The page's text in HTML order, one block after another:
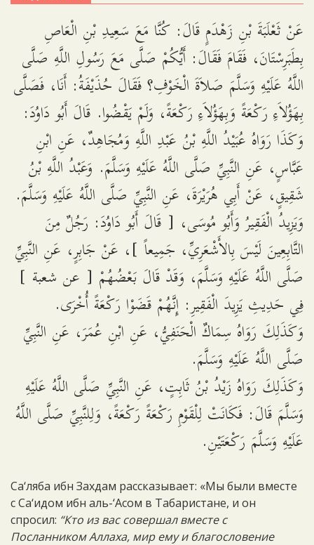
عَنْ ثَعْلَبَةَ بْنِ زَهْدَمٍ قَالَ: كُنَّا مَعَ سَعِيدِ بْنِ الْعَاصِ
بِطَبَرِسْتَانَ، فَقَامَ فَقَالَ: أَيُّكُمْ صَلَّى مَعَ رَسُولِ اللَّهِ صَلَّى
اللَّهُ عَلَيْهِ وَسَلَّمَ صَلاَةَ الْخَوْفِ؟ فَقَالَ حُذَيْفَةُ: أَنَا، فَصَلَّى
بِهَؤُلاَءِ رَكْعَةً وَبِهَؤُلاَءِ رَكْعَةً، وَلَمْ يَقْضُوا. قَالَ أَبُو دَاوُدَ:
وَكَذَا رَوَاهُ عُبَيْدُ اللَّهِ بْنُ عَبْدِ اللَّهِ وَمُجَاهِدٌ، عَنِ ابْنِ
عَبَّاسٍ، عَنِ النَّبِيِّ صَلَّى اللَّهُ عَلَيْهِ وَسَلَّمَ. وَعَبْدُ اللَّهِ بْنُ
شَقِيقٍ، عَنْ أَبِي هُرَيْرَةَ، عَنِ النَّبِيِّ صَلَّى اللَّهُ عَلَيْهِ وَسَلَّمَ.
وَيَزِيدُ الْفَقِيرُ وَأَبُو مُوسَى، [ قَالَ أَبُو دَاوُدَ: رَجُلٌ مِنَ
التَّابِعِينَ لَيْسَ بِالأَشْعَرِيِّ، جَمِيعاً ]، عَنْ جَابِرٍ، عَنِ النَّبِيِّ
صَلَّى اللَّهُ عَلَيْهِ وَسَلَّمَ، وَقَدْ قَالَ بَعْضُهُمْ [ عن شعبة ]
فِي حَدِيثِ يَزِيدَ الْفَقِيرِ: إِنَّهُمْ قَضَوْا رَكْعَةً أُخْرَى.
وَكَذَلِكَ رَوَاهُ سِمَاكٌ الْحَنَفِيُّ، عَنِ ابْنِ عُمَرَ، عَنِ النَّبِيِّ
صَلَّى اللَّهُ عَلَيْهِ وَسَلَّمَ.
وَكَذَلِكَ رَوَاهُ زَيْدُ بْنُ ثَابِتٍ، عَنِ النَّبِيِّ صَلَّى اللَّهُ عَلَيْهِ
وَسَلَّمَ قَالَ: فَكَانَتْ لِلْقَوْمِ رَكْعَةً رَكْعَةً، وَلِلنَّبِيِّ صَلَّى اللَّهُ
عَلَيْهِ وَسَلَّمَ رَكْعَتَيْنِ.
Са‘ляба ибн Захдам рассказывает: «Мы были вместе
с Са‘идом ибн аль-‘Асом в Табаристане, и он
спросил: “Кто из вас совершал вместе с
Посланником Аллаха, мир ему и благословение